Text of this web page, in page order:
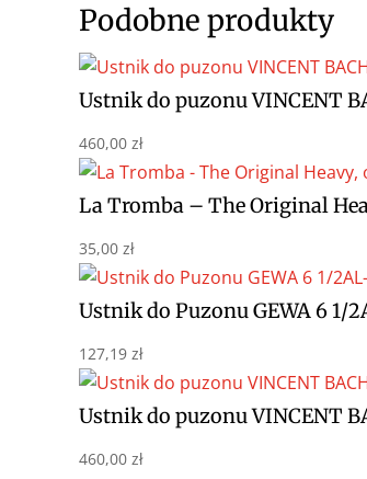
Podobne produkty
Ustnik do puzonu VINCENT
460,00 zł
La Tromba – The Original
35,00 zł
Ustnik do Puzonu GEWA 6 1/
127,19 zł
Ustnik do puzonu VINCENT
460,00 zł